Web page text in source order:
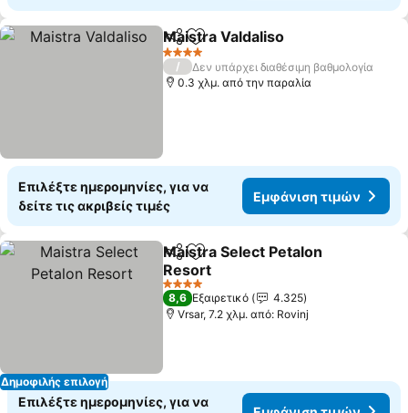
Κοινοποίηση
Προσθήκη στα αγαπημένα
Maistra Valdaliso
4 Αστέρια
/
Δεν υπάρχει διαθέσιμη βαθμολογία
0.3 χλμ. από την παραλία
Επιλέξτε ημερομηνίες, για να
δείτε τις ακριβείς τιμές
Εμφάνιση τιμών
Δημοφιλής επιλογή
Κοινοποίηση
Προσθήκη στα αγαπημένα
Maistra Select Petalon
Resort
4 Αστέρια
8,6 Εξαιρετικό
4.325
Vrsar, 7.2 χλμ. από: Rovinj
Επιλέξτε ημερομηνίες, για να